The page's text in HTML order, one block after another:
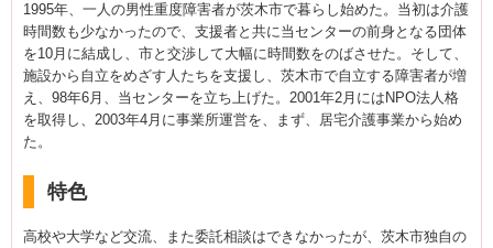
1995年、一人の男性重度障害者が茨木市で暮らし始めた。当初は介護
時間数も少なかったので、支援者と共に当センターの前身となる団体
を10月に結成し、市と交渉して大幅に時間数をのばさせた。そして、
施設から自立をめざす人たちを支援し、茨木市で自立する障害者が増
え、98年6月、当センターを立ち上げた。2001年2月にはNPO法人格
を取得し、2003年4月に事業所運営を、まず、居宅介護事業から始め
た。
特色
高校や大学など交流、また委託相談はできなかったが、茨木市独自の